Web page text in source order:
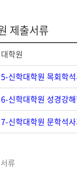
제출서류
대학원
5-신학대학원 목회학
6-신학대학원 성경강
7-신학대학원 문학석
류